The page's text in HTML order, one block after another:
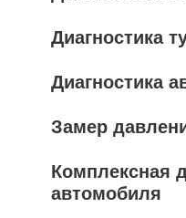
Диагностика
Диагностика
Замер
Комплексная
автомобиля